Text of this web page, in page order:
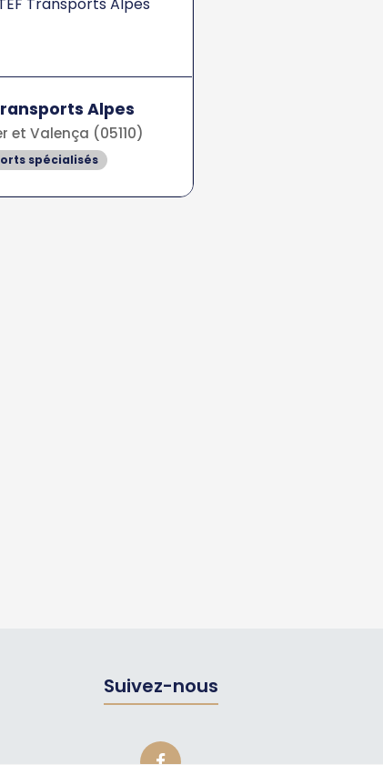
Alpes
et Valença (05110)
spécialisés
Suivez-nous